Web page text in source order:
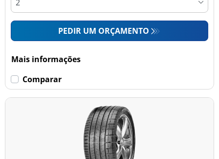
PEDIR UM ORÇAMENTO
Mais informações
Comparar